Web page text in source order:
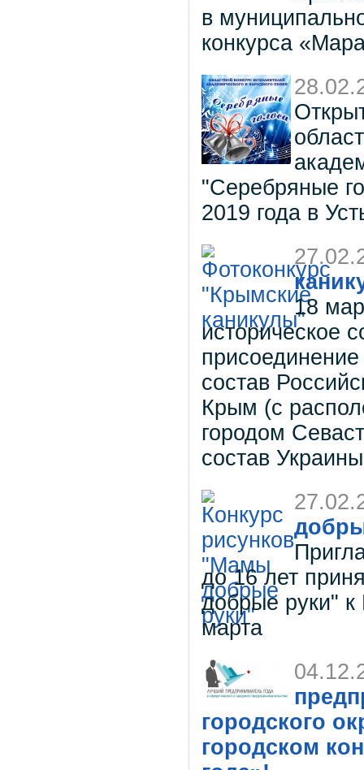
в
конкурса
"Серебряные
2019 года в
18
историческое
состав
Крым (с
городом
состав
до 16 лет
добрые руки"
марта
городского
городском